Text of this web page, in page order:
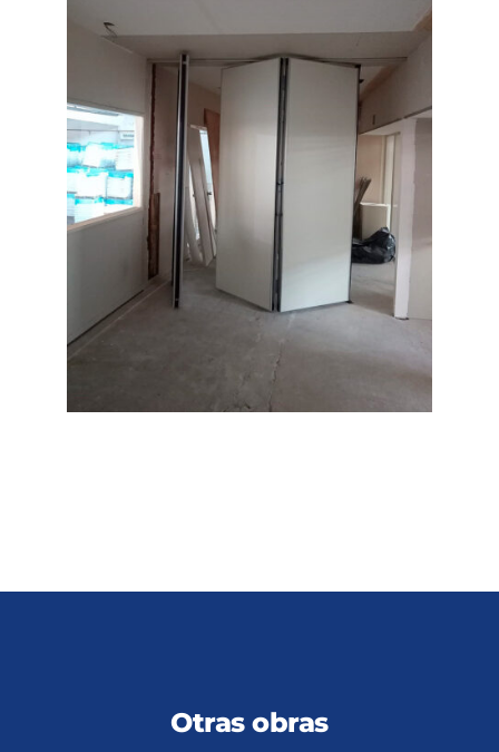
Otras obras